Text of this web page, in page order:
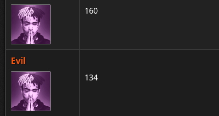
160
Evil
134